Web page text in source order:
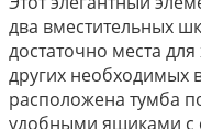
два вместительных
достаточно места
других необходимых
расположена тумба
удобными ящиками с